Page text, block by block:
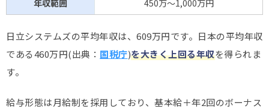
年収範囲
450万～1,000万円
日立システムズの平均年収は、609万円です。日本の平均年収
である460万円(出典： 国税庁)を大きく上回る年収を得られま
す。
給与形態は月給制を採用しており、基本給＋年2回のボーナス